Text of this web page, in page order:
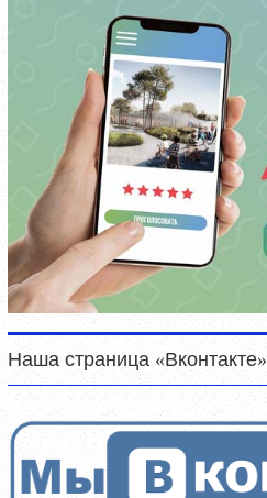
Наша страница «Вконтакте»